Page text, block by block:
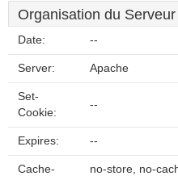
Organisation du Serveur
Date: --
Server: Apache
Set-
Cookie:
--
Expires: --
Cache-
no-store, no-